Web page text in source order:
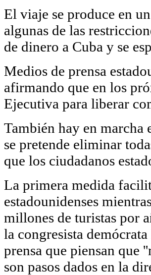
El viaje se produce en
algunas de las
de dinero a Cuba y se
Medios de prensa
afirmando que en los
Ejecutiva para liberar
También hay en marcha
se pretende eliminar
que los ciudadanos
La primera medida
estadounidenses
millones de turistas por
la congresista
prensa que piensan que
son pasos dados en la